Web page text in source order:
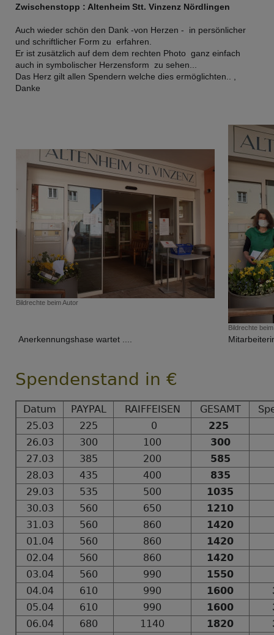
Zwischenstopp : Altenheim Stt. Vinzenz Nördlingen
Auch wieder schön den Dank -von Herzen - in persönlicher
und schriftlicher Form zu erfahren.
Er ist zusätzlich auf dem dem rechten Photo ganz einfach
auch in symbolischer Herzensform zu sehen...
Das Herz gilt allen Spendern welche dies ermöglichten.. ,
Danke
Bildrechte beim Autor
Bildrechte
Anerkennungshase wartet ....
Spendenstand in €
Datum PAYPAL RAIFFEISEN GESAMT
25.03
225 0
225
26.03
300 100
300
27.03
385 200
585
28.03
435 400
835
29.03
535 500
1035
30.03
560 650
1210
31.03
560 860
1420
01.04
560 860
1420
02.04
560 860
1420
03.04
560 990
1550
04.04
610 990 1600
05.04
610 990 1600
06.04
680 1140 1820